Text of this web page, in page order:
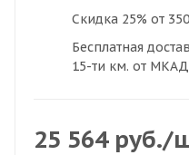
Скидка 25% от
Бесплатная
15-ти км. от
25 564руб./